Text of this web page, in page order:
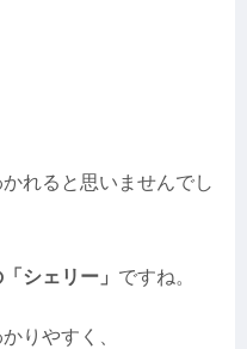
れると思いませんでし
シェリー」 ですね。
りやすく、